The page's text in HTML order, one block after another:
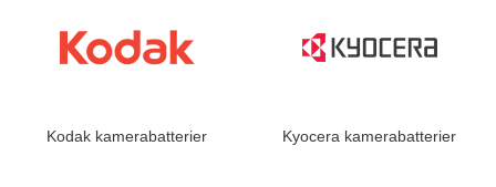
Kodak kamerabatterier Kyocera kamerabatterier